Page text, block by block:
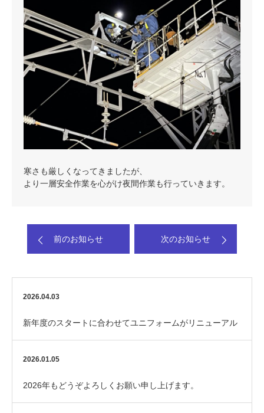
寒さも厳しくなってきましたが、
より一層安全作業を心がけ夜間作業も行っていきます。
前のお知らせ 次のお知らせ
2026.04.03
新年度のスタートに合わせてユニフォームがリニューアル
しました！
2026.01.05
2026年もどうぞよろしくお願い申し上げます。